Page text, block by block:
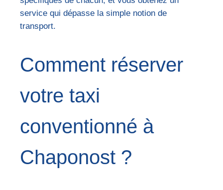
service qui dépasse la simple notion de
transport.
Comment réserver
votre taxi
conventionné à
Chaponost ?